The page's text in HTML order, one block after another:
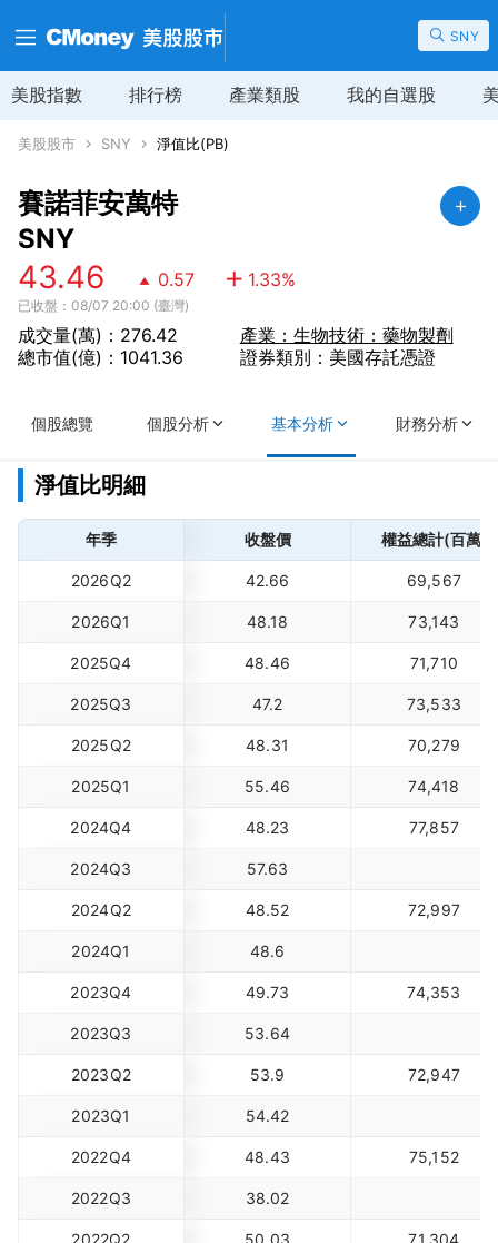
SNY
美股指數 排行榜 產業類股 我的自選股
美股股市 SNY 淨值比(PB)
賽諾菲安萬特
SNY
43.46 0.57 1.33%
已收盤：08/07 20:00 (臺灣)
成交量(萬)：276.42
總市值(億)：1041.36
產業：生物技術：藥物製劑
證券類別：美國存託憑證
個股總覽 個股分析 基本分析 財務分析
淨值比明細
年季 收盤價 權益總計(百萬)
2026Q2 42.66 69,567
2026Q1 48.18 73,143
2025Q4 48.46 71,710
2025Q3 47.2 73,533
2025Q2 48.31 70,279
2025Q1 55.46 74,418
2024Q4 48.23 77,857
2024Q3 57.63
2024Q2 48.52 72,997
2024Q1 48.6
2023Q4 49.73 74,353
2023Q3 53.64
2023Q2 53.9 72,947
2023Q1 54.42
2022Q4 48.43 75,152
2022Q3 38.02
2022Q2 50.03 71,304